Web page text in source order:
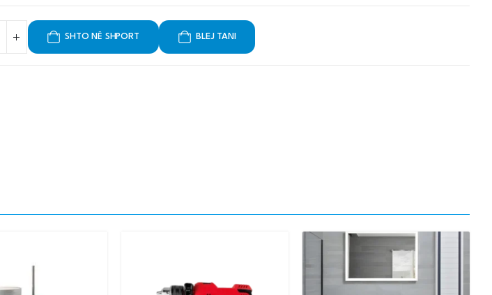
SHTO NË SHPORT BLEJ TANI